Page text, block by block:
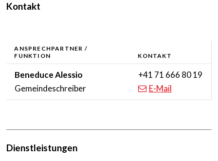
Kontakt
ANSPRECHPARTNER /
FUNKTION
KONTAKT
BeneduceAlessio
Gemeindeschreiber
Tel.
+41 71 666 80 19
E-Mail
Dienstleistungen